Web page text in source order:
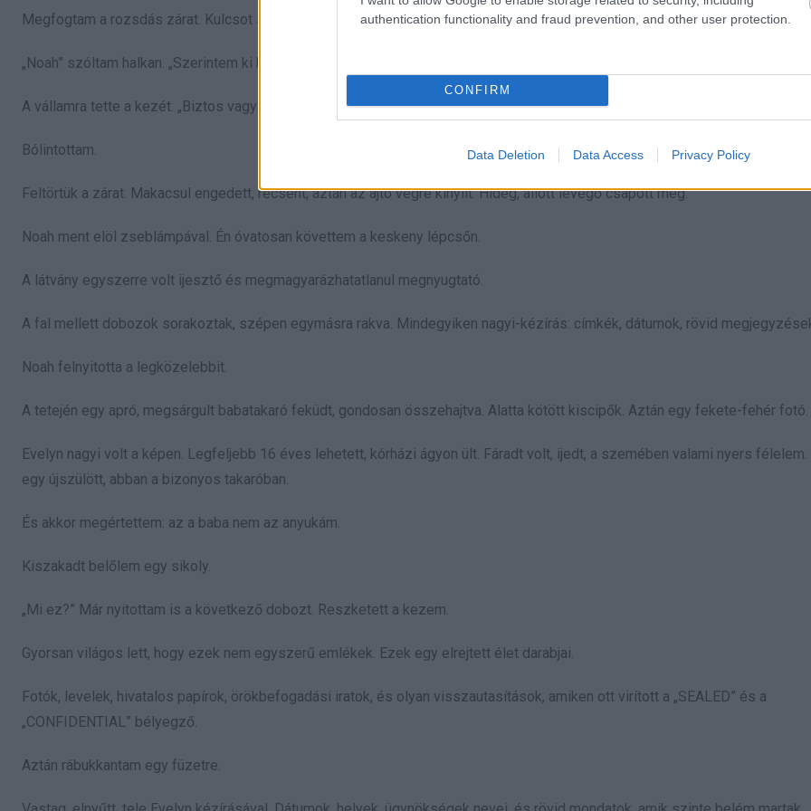
authentication functionality and fraud prevention, and other user protection.
CONFIRM
Data Deletion Data Access Privacy Policy
Megfogtam a rozsdás zárat. Kulcsot sose láttam hozzá.
„Noah” szóltam halkan. „Szerintem ki kell nyitnunk. Lehet, hogy még vannak ott lent dolgai.”
A vállamra tette a kezét. „Biztos vagy benne?”
Bólintottam.
Feltörtük a zárat. Makacsul engedett, recsent, aztán az ajtó végre kinyílt. Hideg, állott levegő csapott meg.
Noah ment elöl zseblámpával. Én óvatosan követtem a keskeny lépcsőn.
A látvány egyszerre volt ijesztő és megmagyarázhatatlanul megnyugtató.
A fal mellett dobozok sorakoztak, szépen egymásra rakva. Mindegyiken nagyi-kézírás: címkék, dátumok, rövid
Noah felnyitotta a legközelebbit.
A tetején egy apró, megsárgult babatakaró feküdt, gondosan összehajtva. Alatta kötött kiscipők. Aztán egy fekete-fehér fotó.
Evelyn nagyi volt a képen. Legfeljebb 16 éves lehetett, kórházi ágyon ült. Fáradt volt, ijedt, a szemében valami nyers félelem.
egy újszülött, abban a bizonyos takaróban.
És akkor megértettem: az a baba nem az anyukám.
Kiszakadt belőlem egy sikoly.
„Mi ez?” Már nyitottam is a következő dobozt. Reszketett a kezem.
Gyorsan világos lett, hogy ezek nem egyszerű emlékek. Ezek egy elrejtett élet darabjai.
Fotók, levelek, hivatalos papírok, örökbefogadási iratok, és olyan visszautasítások, amiken ott virított a „SEALED” és a
„CONFIDENTIAL” bélyegző.
Aztán rábukkantam egy füzetre.